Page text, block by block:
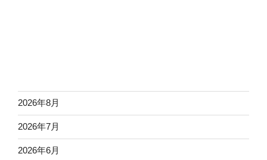
2026年8月
2026年7月
2026年6月